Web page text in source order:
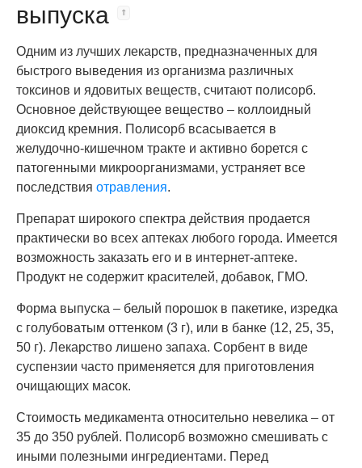
выпуска
Одним из лучших лекарств, предназначенных для
быстрого выведения из организма различных
токсинов и ядовитых веществ, считают полисорб.
Основное действующее вещество – коллоидный
диоксид кремния. Полисорб всасывается в
желудочно-кишечном тракте и активно борется с
патогенными микроорганизмами, устраняет все
последствия отравления.
Препарат широкого спектра действия продается
практически во всех аптеках любого города. Имеется
возможность заказать его и в интернет-аптеке.
Продукт не содержит красителей, добавок, ГМО.
Форма выпуска – белый порошок в пакетике, изредка
с голубоватым оттенком (3 г), или в банке (12, 25, 35,
50 г). Лекарство лишено запаха. Сорбент в виде
суспензии часто применяется для приготовления
очищающих масок.
Стоимость медикамента относительно невелика – от
35 до 350 рублей. Полисорб возможно смешивать с
иными полезными ингредиентами. Перед